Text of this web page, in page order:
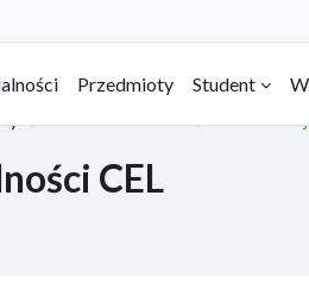
Przedmioty Student
CEL